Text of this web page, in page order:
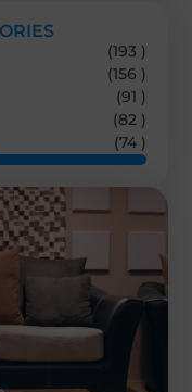
(193 )
(156 )
(91 )
(82 )
(74 )